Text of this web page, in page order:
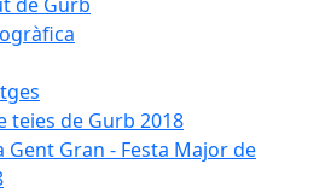
teies de Gurb 2018
Gent Gran - Festa Major de